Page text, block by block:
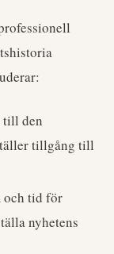
till den
tillgång till
och tid för
nyhetens